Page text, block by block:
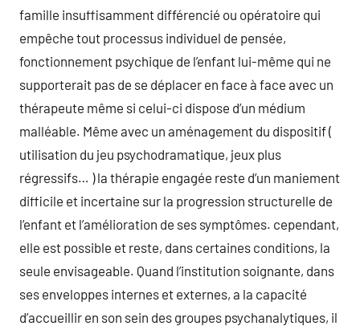
famille insuffisamment différencié ou opératoire qui
empêche tout processus individuel de pensée,
fonctionnement psychique de l’enfant lui-même qui ne
supporterait pas de se déplacer en face à face avec un
thérapeute même si celui-ci dispose d’un médium
malléable. Même avec un aménagement du dispositif (
utilisation du jeu psychodramatique, jeux plus
régressifs… ) la thérapie engagée reste d’un maniement
difficile et incertaine sur la progression structurelle de
l’enfant et l’amélioration de ses symptômes. cependant,
elle est possible et reste, dans certaines conditions, la
seule envisageable. Quand l’institution soignante, dans
ses enveloppes internes et externes, a la capacité
d’accueillir en son sein des groupes psychanalytiques, il